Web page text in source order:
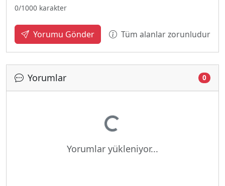
0/1000 karakter
Yorumu Gönder Tüm alanlar zorunludur
Yorumlar 0
Yükleniyor...
Yorumlar yükleniyor...